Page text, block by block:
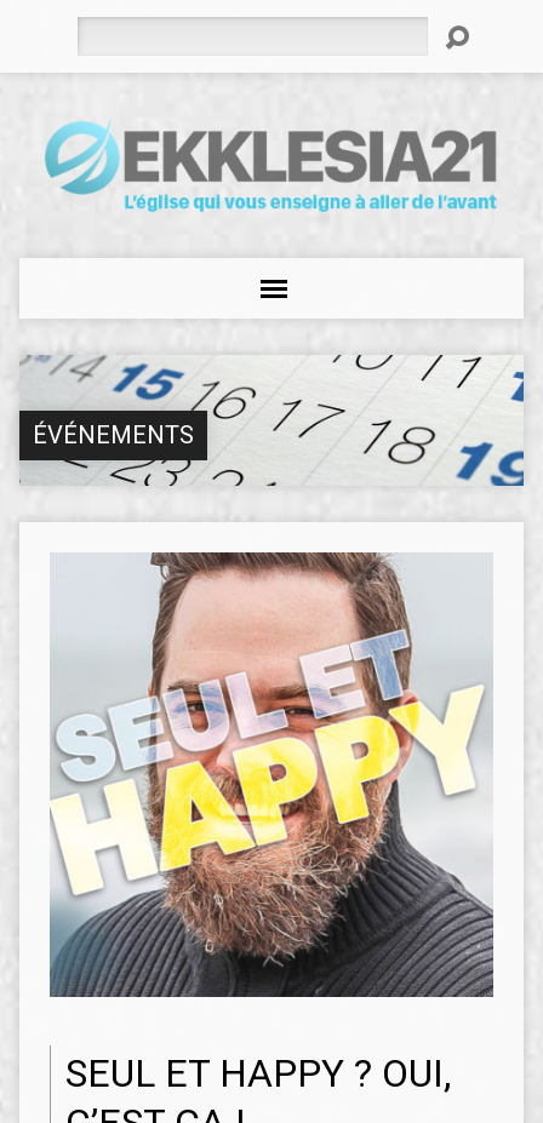
ÉVÉNEMENTS
SEUL ET HAPPY ? OUI,